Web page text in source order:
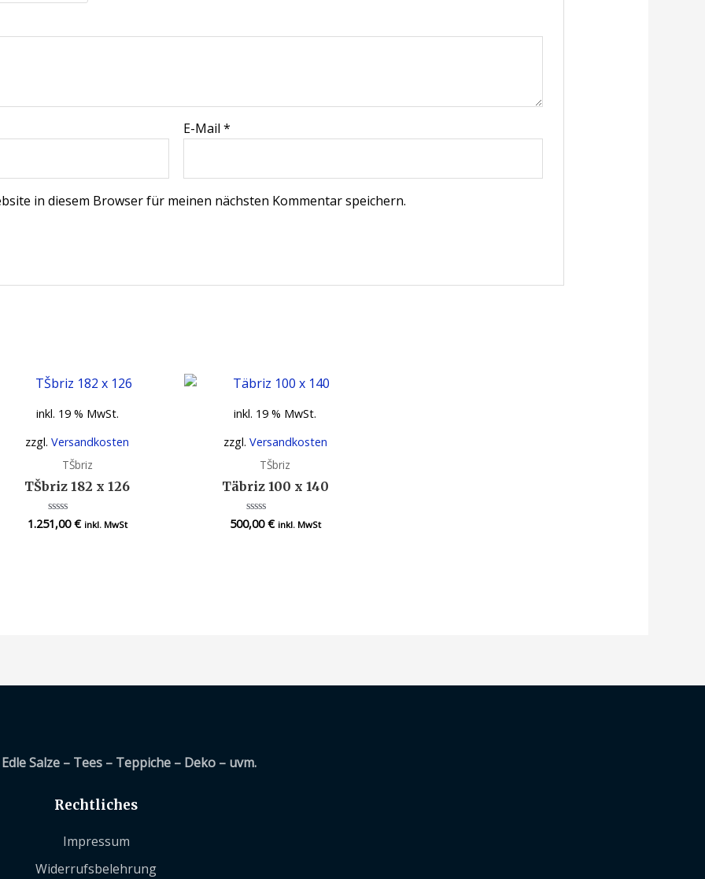
E-Mail*
in diesem Browser für meinen nächsten Kommentar speichern.
inkl. 19 % MwSt.
zzgl.Versandkosten
TŠbriz
TŠbriz 182 x 126
Bewertet
mit
1.251,00€ inkl. MwSt
inkl. 19 % MwSt.
zzgl. Versandkosten
TŠbriz
Täbriz 100 x 140
Bewertet
mit
500,00€ inkl. MwSt
Salze – Tees – Teppiche – Deko – uvm.
Rechtliches
Impressum
Widerrufsbelehrung